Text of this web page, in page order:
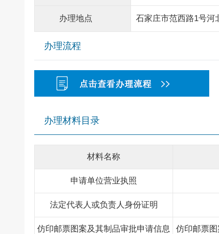
办理地点 石家庄市范西路1号河
办理流程
办理材料目录
材料名称
申请单位营业执照
法定代表人或负责人身份证明
仿印邮票图案及其制品审批申请信息 仿印邮票